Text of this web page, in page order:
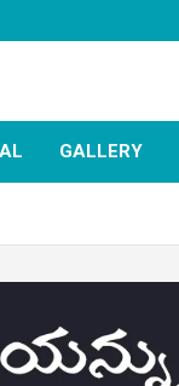
GALLERY